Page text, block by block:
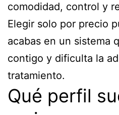
comodidad, control y
Elegir solo por precio
acabas en un sistema
contigo y dificulta la
tratamiento.
Qué perfil